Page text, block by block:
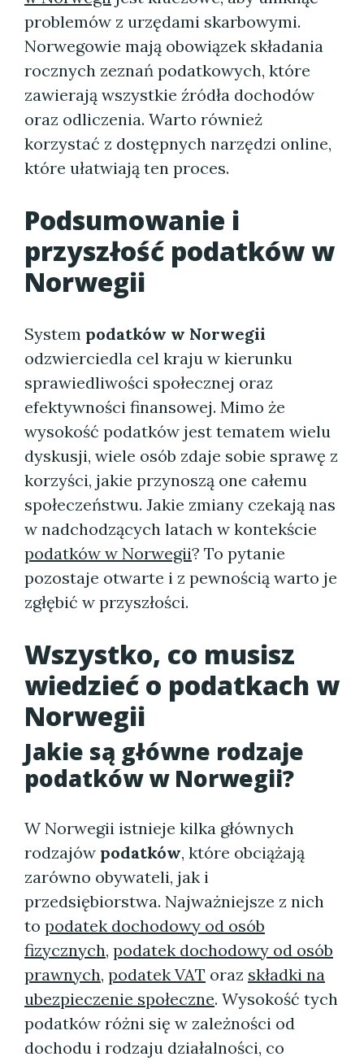
problemów z urzędami skarbowymi.
Norwegowie mają obowiązek składania
rocznych zeznań podatkowych, które
zawierają wszystkie źródła dochodów
oraz odliczenia. Warto również
korzystać z dostępnych narzędzi online,
które ułatwiają ten proces.
Podsumowanie i
przyszłość podatków w
Norwegii
System podatków w Norwegii
odzwierciedla cel kraju w kierunku
sprawiedliwości społecznej oraz
efektywności finansowej. Mimo że
wysokość podatków jest tematem wielu
dyskusji, wiele osób zdaje sobie sprawę z
korzyści, jakie przynoszą one całemu
społeczeństwu. Jakie zmiany czekają nas
w nadchodzących latach w kontekście
podatków w Norwegii? To pytanie
pozostaje otwarte i z pewnością warto je
zgłębić w przyszłości.
Wszystko, co musisz
wiedzieć o podatkach w
Norwegii
Jakie są główne rodzaje
podatków w Norwegii?
W Norwegii istnieje kilka głównych
rodzajów podatków, które obciążają
zarówno obywateli, jak i
przedsiębiorstwa. Najważniejsze z nich
to podatek dochodowy od osób
fizycznych, podatek dochodowy od osób
prawnych, podatek VAT oraz składki na
ubezpieczenie społeczne. Wysokość tych
podatków różni się w zależności od
dochodu i rodzaju działalności, co